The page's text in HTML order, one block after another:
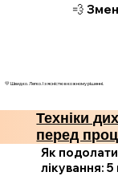
💨
💛 Швидко. Легко. І з ясністю в кожному рішенні.
Техніки
перед
Як подолати
лікування: